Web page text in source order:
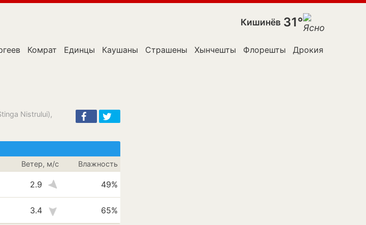
Кишинёв 31°
Комрат Единцы Каушаны Страшены Хынчешты Флорешты Дрокия
Nistrului),
Ветер, м/с Влажность
2.9 49%
3.4 65%